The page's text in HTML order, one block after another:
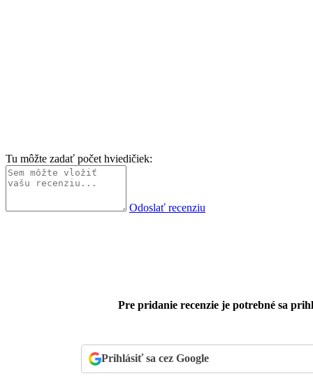
Tu môžte zadať počet hviedičiek:
Odoslať recenziu
Pre pridanie recenzie je potrebné sa
Prihlásiť sa cez Google